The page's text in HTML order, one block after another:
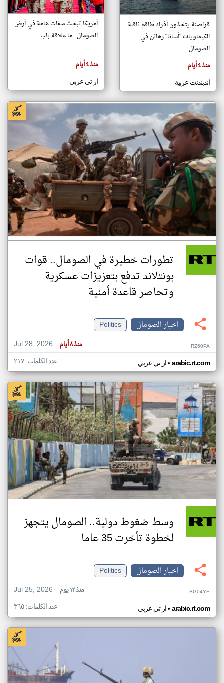
تغيير الدولة
اخبار الصومال على مدار الساعة
أهم اخبار الصومال العاجلة والمباشرة
المقالات
هنا عن
وجهة
كاتبيها.
قراصنة يتخذون أفراد طاقم ناقلة
الكيماويات "أسانا" رهائن في
الصومال
منذ ٤ أيام
اندبندنت عربية
أمريكا تبحث ملفات هامة في أرض
الصومال.. ما علاقة باب ...
منذ ٤ أيام
ار تي عربي
تطورات خطيرة في الصومال.. قوات
بونتلاند تدفع بتعزيزات عسكرية
وتحاصر قاعدة أمنية
اخبار الصومال
Politics
Jul 28, 2026
منذ ٨ أيام RZ60PA
ار تي عربي• arabic.rt.com عدد الكلمات: ٢١٧
وسط ضغوط دولية.. الصومال يتجهز
لخطوة تأخرت 35 عاما
اخبار الصومال
Politics
Jul 25, 2026
منذ ١٢ يوم BG04YE
ار تي عربي• arabic.rt.com عدد الكلمات: ٣٦٥
klyoum.com